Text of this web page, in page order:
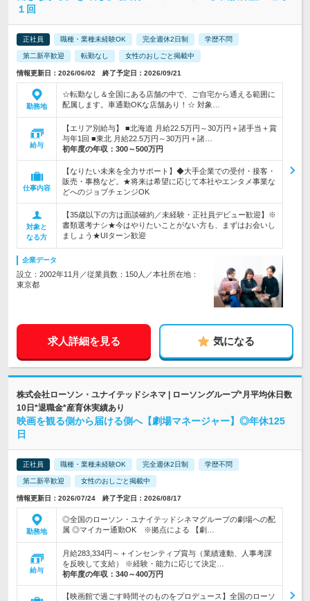
１回
正社員 職種・業種未経験OK 完全週休2日制 学歴不問
第二新卒歓迎 転勤なし 女性のおしごと掲載中
情報更新日：2026/06/02 終了予定日：2026/09/21
勤務地
☆転勤なし＆全国にある店舗の中で、ご自宅から通える範囲に
配属します。車通勤OKな店舗あり！☆ 対象…
給与
【エリア別給与】 ■北海道 月給22.5万円～30万円＋諸手当＋賞
与年1回 ■東北 月給22.5万円～30万円＋諸…
初年度の年収： 300～500万円
仕事内容
【なりたい未来を全力サポート】◆大手企業での受付・接客・
販売・事務など。★将来は希望に応じて本社やエンタメ事業な
どへのジョブチェンジOK
対象と
なる方
【35歳以下の方は面談確約／未経験・正社員デビュー歓迎】※
書類選考ナシ★今はやりたいことがない方も、まずはお会いし
ましょう★UIターン歓迎
企業データ
設立：2002年11月／従業員数：150人／本社所在地：
東京都
求人詳細を見る 気になる
株式会社ローソン・ユナイテッドシネマ | ローソングループ*月平均休日数
10日*退職金*産育休実績あり
映画を観る側から届ける側へ【劇場マネージャー】◎年休125
日
正社員 職種・業種未経験OK 完全週休2日制 学歴不問
第二新卒歓迎 女性のおしごと掲載中
情報更新日：2026/07/24 終了予定日：2026/08/17
勤務地
◎全国のローソン・ユナイテッドシネマグループの劇場への配
属 ◎マイカー通勤OK ※拠点による 【劇…
給与
月給283,334円～＋インセンティブ賞与（業績連動、人事考課
を反映して支給） ※経験・能力に応じて決定…
初年度の年収： 340～400万円
【映画館で過ごす時間そのものをプロデュース】全国のローソ